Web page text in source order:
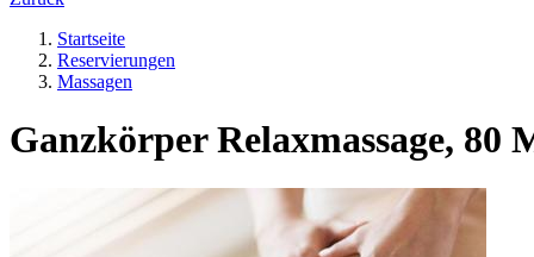
Startseite
Reservierungen
Massagen
Ganzkörper Relaxmassage, 80